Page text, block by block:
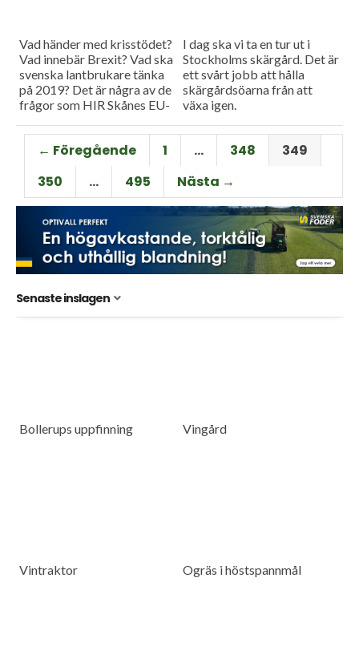
Vad händer med krisstödet?
Vad innebär Brexit? Vad ska
svenska lantbrukare tänka
på 2019? Det är några av de
frågor som HIR Skånes EU-
Henningsson, ger svar på i...
I dag ska vi ta en tur ut i
Stockholms skärgård. Det är
ett svårt jobb att hålla
skärgårdsöarna från att
växa igen.
äger 11 000 hektar mark...
← Föregående 1 … 348
349
350
… 495 Nästa →
Senaste inslagen
Bollerups uppfinning Vingård
Vintraktor Ogräs i höstspannmål